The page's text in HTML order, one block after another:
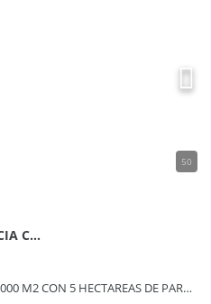
50
COLECTORA RUTA 20(ESTANCIA CAUSANA) 100
ALQUILER ESPECTACULAR CASA 1000 M2 CON 5 HECTAREAS DE PARQUE(ESTANCIA CAUSANA)